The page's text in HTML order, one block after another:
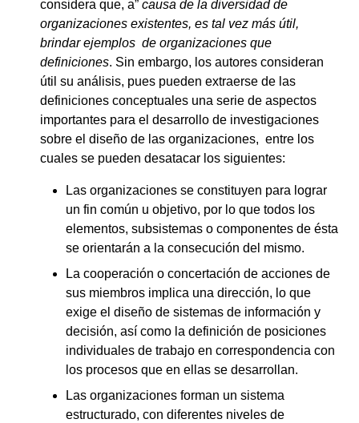
considera que, a” causa de la diversidad de
organizaciones existentes, es tal vez más útil,
brindar ejemplos de organizaciones que
definiciones. Sin embargo, los autores consideran
útil su análisis, pues pueden extraerse de las
definiciones conceptuales una serie de aspectos
importantes para el desarrollo de investigaciones
sobre el diseño de las organizaciones, entre los
cuales se pueden desatacar los siguientes:
Las organizaciones se constituyen para lograr
un fin común u objetivo, por lo que todos los
elementos, subsistemas o componentes de ésta
se orientarán a la consecución del mismo.
La cooperación o concertación de acciones de
sus miembros implica una dirección, lo que
exige el diseño de sistemas de información y
decisión, así como la definición de posiciones
individuales de trabajo en correspondencia con
los procesos que en ellas se desarrollan.
Las organizaciones forman un sistema
estructurado, con diferentes niveles de